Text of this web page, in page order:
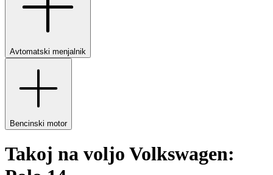
Avtomatski menjalnik
Bencinski motor
Takoj na voljo Volkswagen: